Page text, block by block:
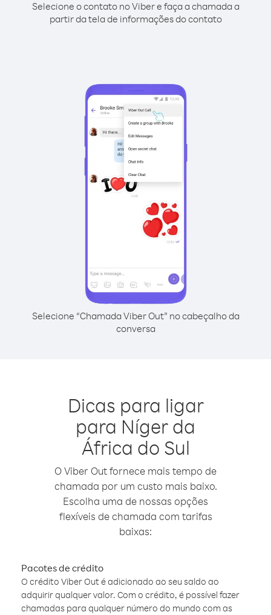
Selecione o contato no Viber e faça a chamada a
partir da tela de informações do contato
Selecione “Chamada Viber Out” no cabeçalho da
conversa
Dicas para ligar
para Níger da
África do Sul
O Viber Out fornece mais tempo de
chamada por um custo mais baixo.
Escolha uma de nossas opções
flexíveis de chamada com tarifas
baixas:
Pacotes de crédito
O crédito Viber Out é adicionado ao seu saldo ao
adquirir qualquer valor. Com o crédito, é possível fazer
chamadas para qualquer número do mundo com as